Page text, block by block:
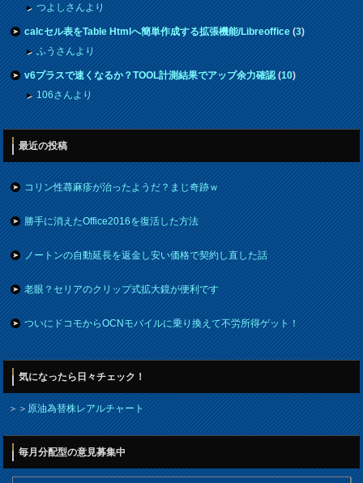
つよしさんより
calcセル表をTable Htmlへ簡単作成する拡張機能/Libreoffice(3)
ふうさんより
v6プラスで速くなるか？TOOL計測結果でアップ余力確認(10)
106さんより
最近の投稿
コリン性蕁麻疹が治ったようだ？まじ奇跡ｗ
勝手に消えたOffice2016を復活した方法
ノートンの自動延長を返金し安い価格で契約し直した話
老眼？セリアのクリップ式拡大鏡が便利です
ついにドコモからOCNモバイルに乗り換えて不労所得ゲット！
気になったら日々チェック！
＞＞原油為替株レアルチャート
毎月分配型の意見募集中